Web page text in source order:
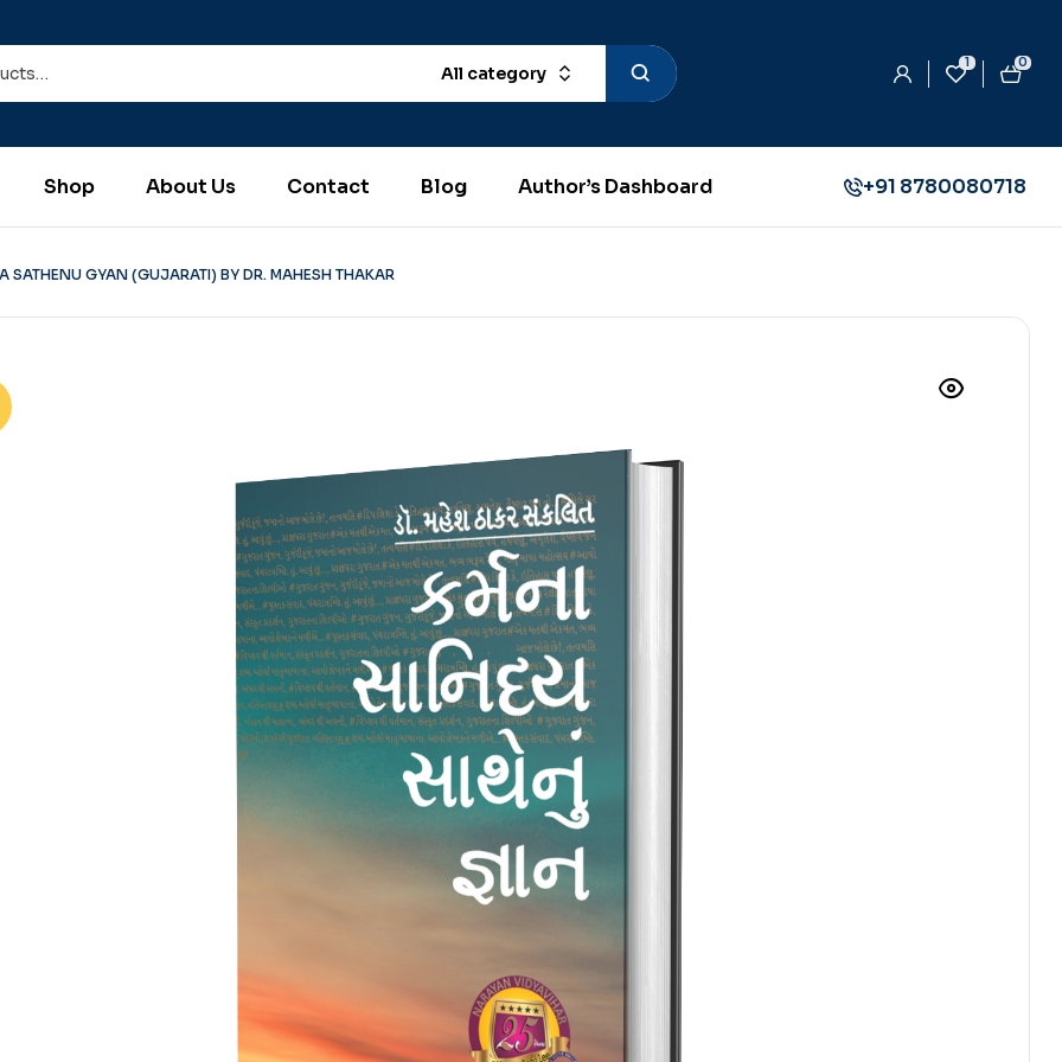
All category
1 0
Shop About Us Contact Blog Author’s Dashboard +91 8780080718
SATHENU GYAN (GUJARATI) BY DR. MAHESH THAKAR